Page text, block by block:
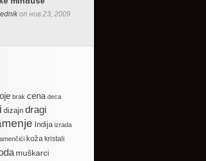
on нов 23, 2009
brak cena deca
dizajn dragi
Indija izrada
koža kristali
muškarci